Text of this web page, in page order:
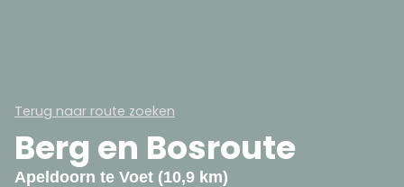
Terug naar route zoeken
Berg en Bosroute
Apeldoorn te Voet (10,9 km)